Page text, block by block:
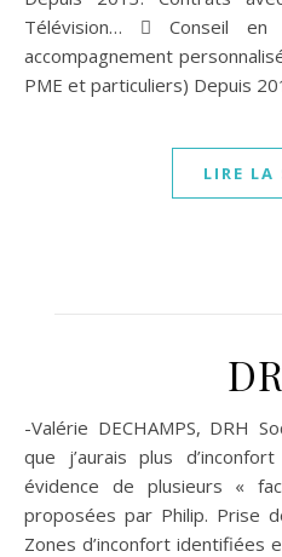
Télévision…  Conseil en
accompagnement
PME et particuliers) Depuis
LIRE LA
-Valérie DECHAMPS, DRH Société Générale – J’anticipais
que j’aurais plus
évidence de plusieurs «
proposées par Philip. Prise
Zones d’inconfort identifiées